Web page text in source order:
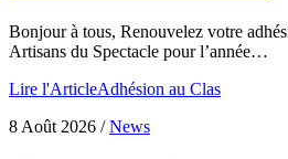
Bonjour à tous, Renouvelez votre
Artisans du Spectacle pour l’année…
Lire l'ArticleAdhésion au Clas
8 Août 2026 /News